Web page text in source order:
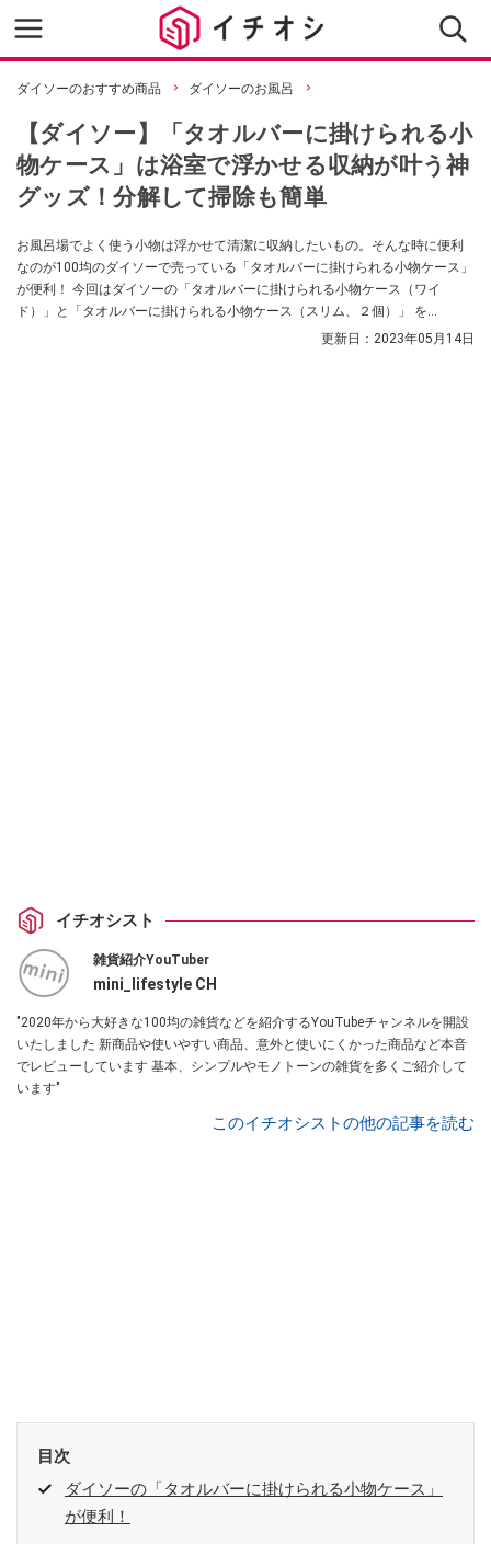
ダイソーのおすすめ商品 ダイソーのお風呂
【ダイソー】「タオルバーに掛けられる小
物ケース」は浴室で浮かせる収納が叶う神
グッズ！分解して掃除も簡単
お風呂場でよく使う小物は浮かせて清潔に収納したいもの。そんな時に便利
なのが100均のダイソーで売っている「タオルバーに掛けられる小物ケース」
が便利！ 今回はダイソーの「タオルバーに掛けられる小物ケース（ワイ
ド）」と「タオルバーに掛けられる小物ケース（スリム、２個）」 を
Youtuberの「mini_lifestyle CH」さんが紹介してくれました。
更新日： 2023年05月14日
イチオシスト
雑貨紹介YouTuber
mini_lifestyle CH
"2020年から大好きな100均の雑貨などを紹介するYouTubeチャンネルを開設
いたしました 新商品や使いやすい商品、意外と使いにくかった商品など本音
でレビューしています 基本、シンプルやモノトーンの雑貨を多くご紹介して
います"
このイチオシストの他の記事を読む
目次
ダイソーの「タオルバーに掛けられる小物ケース」
が便利！